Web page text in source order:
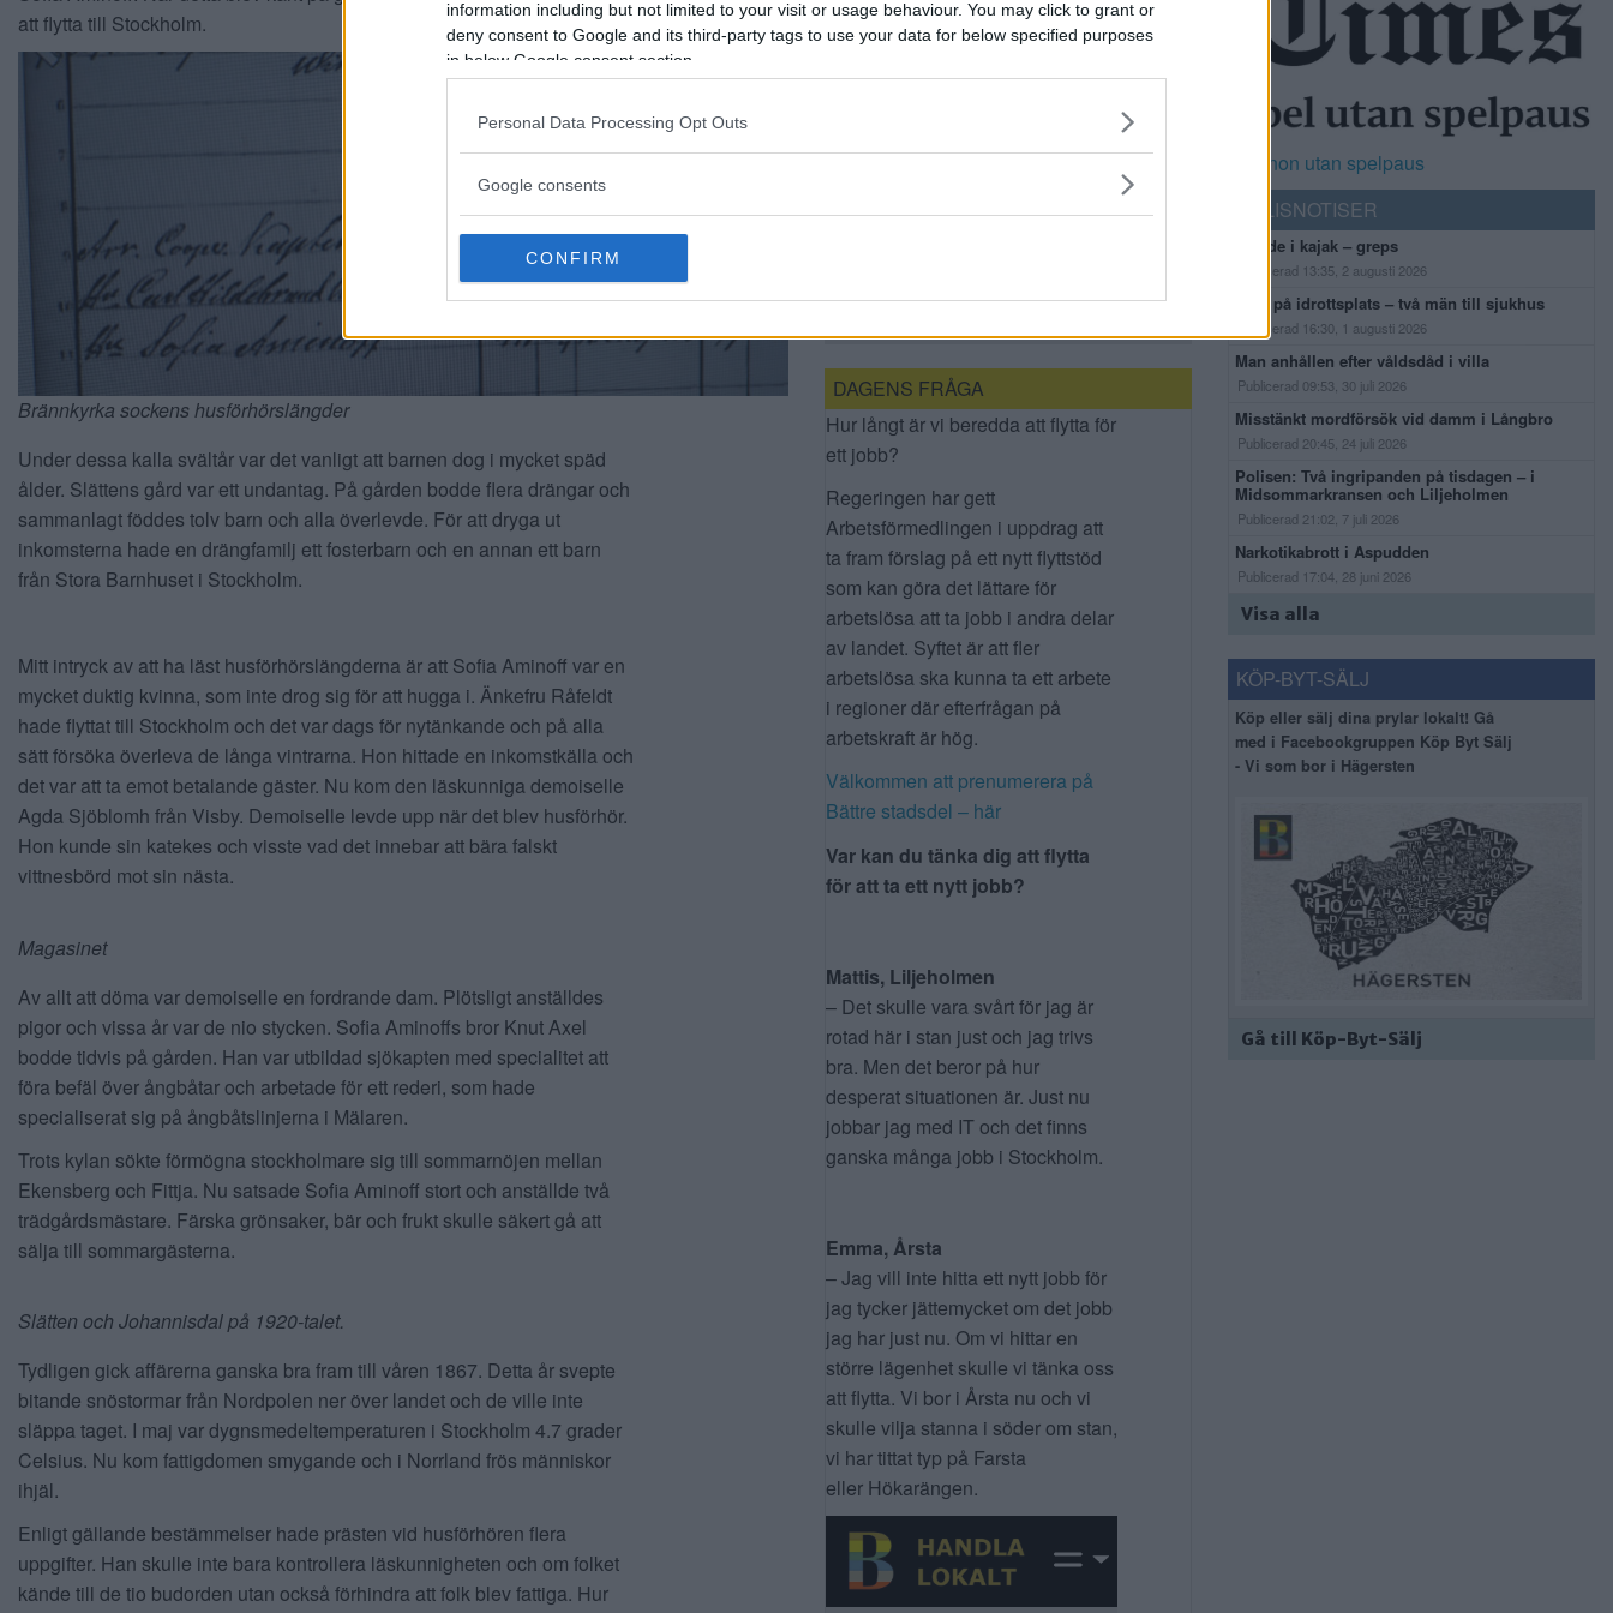
information including but not limited to your visit or usage behaviour. You may click to grant or
deny consent to Google and its third-party tags to use your data for below specified purposes
in below Google consent section.
Personal Data Processing Opt Outs
Google consents
CONFIRM
att flytta till Stockholm.
Brännkyrka sockens husförhörslängder
Under dessa kalla svältår var det vanligt att barnen dog i mycket späd
ålder. Slättens gård var ett undantag. På gården bodde flera drängar och
sammanlagt föddes tolv barn och alla överlevde. För att dryga ut
inkomsterna hade en drängfamilj ett fosterbarn och en annan ett barn
från Stora Barnhuset i Stockholm.
Mitt intryck av att ha läst husförhörslängderna är att Sofia Aminoff var en
mycket duktig kvinna, som inte drog sig för att hugga i. Änkefru Råfeldt
hade flyttat till Stockholm och det var dags för nytänkande och på alla
sätt försöka överleva de långa vintrarna. Hon hittade en inkomstkälla och
det var att ta emot betalande gäster. Nu kom den läskunniga demoiselle
Agda Sjöblomh från Visby. Demoiselle levde upp när det blev husförhör.
Hon kunde sin katekes och visste vad det innebar att bära falskt
vittnesbörd mot sin nästa.
Magasinet
Av allt att döma var demoiselle en fordrande dam. Plötsligt anställdes
pigor och vissa år var de nio stycken. Sofia Aminoffs bror Knut Axel
bodde tidvis på gården. Han var utbildad sjökapten med specialitet att
föra befäl över ångbåtar och arbetade för ett rederi, som hade
specialiserat sig på ångbåtslinjerna i Mälaren.
Trots kylan sökte förmögna stockholmare sig till sommarnöjen mellan
Ekensberg och Fittja. Nu satsade Sofia Aminoff stort och anställde två
trädgårdsmästare. Färska grönsaker, bär och frukt skulle säkert gå att
sälja till sommargästerna.
Slätten och Johannisdal på 1920-talet.
Tydligen gick affärerna ganska bra fram till våren 1867. Detta år svepte
bitande snöstormar från Nordpolen ner över landet och de ville inte
släppa taget. I maj var dygnsmedeltemperaturen i Stockholm 4.7 grader
Celsius. Nu kom fattigdomen smygande och i Norrland frös människor
ihjäl.
Enligt gällande bestämmelser hade prästen vid husförhören flera
uppgifter. Han skulle inte bara kontrollera läskunnigheten och om folket
kände till de tio budorden utan också förhindra att folk blev fattiga. Hur
ROSOR
DAGENS FRÅGA
Hur långt är vi beredda att flytta för
ett jobb?
Regeringen har gett
Arbetsförmedlingen i uppdrag att
ta fram förslag på ett nytt flyttstöd
som kan göra det lättare för
arbetslösa att ta jobb i andra delar
av landet. Syftet är att fler
arbetslösa ska kunna ta ett arbete
i regioner där efterfrågan på
arbetskraft är hög.
Välkommen att prenumerera på
Bättre stadsdel – här
Var kan du tänka dig att flytta
för att ta ett nytt jobb?
Mattis, Liljeholmen
– Det skulle vara svårt för jag är
rotad här i stan just och jag trivs
bra. Men det beror på hur
desperat situationen är. Just nu
jobbar jag med IT och det finns
ganska många jobb i Stockholm.
Emma, Årsta
– Jag vill inte hitta ett nytt jobb för
jag tycker jättemycket om det jobb
jag har just nu. Om vi hittar en
större lägenhet skulle vi tänka oss
att flytta. Vi bor i Årsta nu och vi
skulle vilja stanna i söder om stan,
vi har tittat typ på Farsta
eller Hökarängen.
Casinon utan spelpaus
POLISNOTISER
Flydde i kajak – greps
Publicerad 13:35, 2 augusti 2026
Bråk på idrottsplats – två män till sjukhus
Publicerad 16:30, 1 augusti 2026
Man anhållen efter våldsdåd i villa
Publicerad 09:53, 30 juli 2026
Misstänkt mordförsök vid damm i Långbro
Publicerad 20:45, 24 juli 2026
Polisen: Två ingripanden på tisdagen – i
Midsommarkransen och Liljeholmen
Publicerad 21:02, 7 juli 2026
Narkotikabrott i Aspudden
Publicerad 17:04, 28 juni 2026
Visa alla
KÖP-BYT-SÄLJ
Köp eller sälj dina prylar lokalt! Gå
med i Facebookgruppen Köp Byt Sälj
- Vi som bor i Hägersten
Gå till Köp-Byt-Sälj